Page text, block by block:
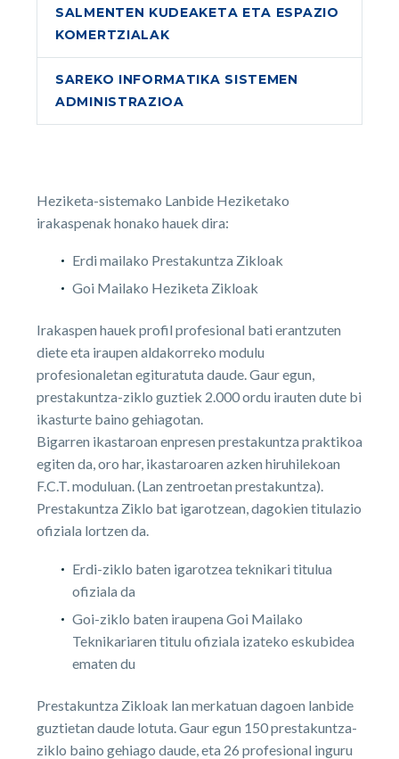
SALMENTEN KUDEAKETA ETA ESPAZIO
KOMERTZIALAK
SAREKO INFORMATIKA SISTEMEN
ADMINISTRAZIOA
Heziketa-sistemako Lanbide Heziketako
irakaspenak honako hauek dira:
Erdi mailako Prestakuntza Zikloak
Goi Mailako Heziketa Zikloak
Irakaspen hauek profil profesional bati erantzuten
diete eta iraupen aldakorreko modulu
profesionaletan egituratuta daude. Gaur egun,
prestakuntza-ziklo guztiek 2.000 ordu irauten dute bi
ikasturte baino gehiagotan.
Bigarren ikastaroan enpresen prestakuntza praktikoa
egiten da, oro har, ikastaroaren azken hiruhilekoan
F.C.T. moduluan. (Lan zentroetan prestakuntza).
Prestakuntza Ziklo bat igarotzean, dagokien titulazio
ofiziala lortzen da.
Erdi-ziklo baten igarotzea teknikari titulua
ofiziala da
Goi-ziklo baten iraupena Goi Mailako
Teknikariaren titulu ofiziala izateko eskubidea
ematen du
Prestakuntza Zikloak lan merkatuan dagoen lanbide
guztietan daude lotuta. Gaur egun 150 prestakuntza-
ziklo baino gehiago daude, eta 26 profesional inguru